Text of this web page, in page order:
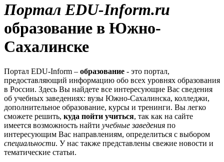
Портал EDU-Inform.ru
образование в Южно-
Сахалинске
Портал EDU-Inform – образование - это портал,
предоставляющий информацию обо всех уровнях образования
в России. Здесь Вы найдете все интересующие Вас сведения
об учебных заведениях: вузы Южно-Сахалинска, колледжи,
дополнительное образование, курсы и тренинги. Вы легко
сможете решить, куда пойти учиться, так как на сайте
имеется возможность найти учебные заведения по
интересующим Вас направлениям, определиться с выбором
специальности. У нас также представлены свежие новости и
тематические статьи.